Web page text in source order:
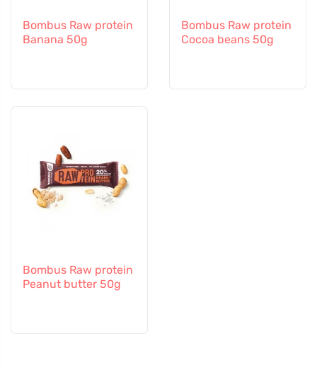
Bombus Raw protein
Banana 50g
Bombus Raw protein
Cocoa beans 50g
Bombus Raw protein
Peanut butter 50g